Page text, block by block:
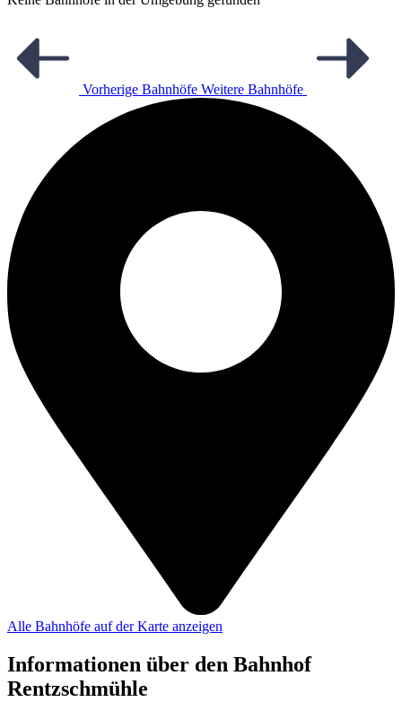
Vorherige Bahnhöfe Weitere Bahnhöfe
Alle Bahnhöfe auf der Karte anzeigen
Informationen über den Bahnhof
Rentzschmühle